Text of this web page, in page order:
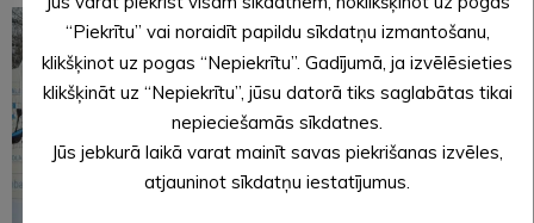
“Piekrītu” vai noraidīt papildu sīkdatņu izmantošanu,
klikšķinot uz pogas “Nepiekrītu”. Gadījumā, ja izvēlēsieties
klikšķināt uz “Nepiekrītu”, jūsu datorā tiks saglabātas tikai
nepieciešamās sīkdatnes.
Jūs jebkurā laikā varat mainīt savas piekrišanas izvēles,
atjauninot sīkdatņu iestatījumus.